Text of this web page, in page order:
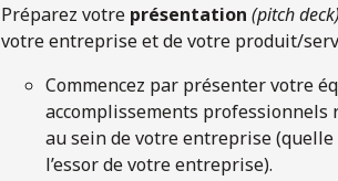
Préparez votre présentation (pitch
votre entreprise et de votre produit/
Commencez par présenter votre
accomplissements
au sein de votre entreprise
l’essor de votre entreprise).